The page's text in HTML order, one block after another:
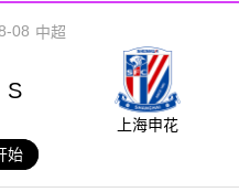
08 中超
S
上海申花
始